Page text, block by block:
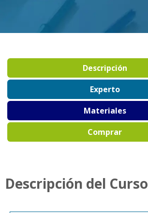
Descripción
Experto
Materiales
Comprar
Descripción del Curso